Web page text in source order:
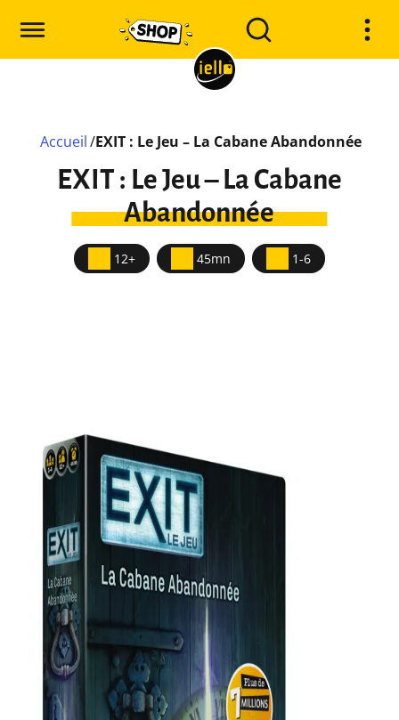
Accueil /EXIT : Le Jeu – La Cabane Abandonnée
EXIT : Le Jeu – La Cabane
Abandonnée
12+ 45mn 1-6